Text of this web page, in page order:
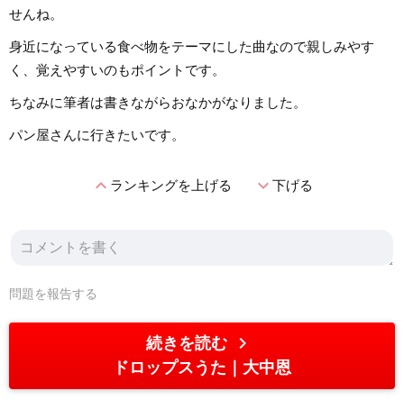
せんね。
身近になっている食べ物をテーマにした曲なので親しみやす
く、覚えやすいのもポイントです。
ちなみに筆者は書きながらおなかがなりました。
パン屋さんに行きたいです。
expand_lessランキングを上げる expand_more下げる
問題を報告する
続きを読む chevron_right
ドロップスうた 大中恩